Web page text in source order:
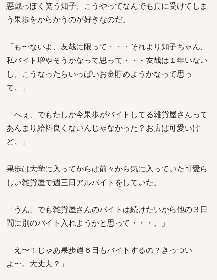
悪戯っぽく笑う知子、こうやってなんでも真に受けてしま
う果歩をからかうのが好きなのだ。
「も〜ないよ、友哉に限って・・・それより知子ちゃん、
私バイト増やそうかなって思って・・・友哉は１年いない
し、こうなったらいっぱいお金貯めようかなって思っ
て。」
「へぇ、でもたしか今果歩がバイトしてる雑貨屋さんって
あんまり給料良くないんじゃなかった？お店は可愛いけ
ど。」
果歩は大学に入ってからは前々から気に入っていた可愛ら
しい雑貨屋で週三日アルバイトをしていた。
「うん、でも雑貨屋さんのバイトは続けたいから他の３日
間に別のバイト入れようかと思って・・・。」
「え〜！じゃあ果歩週６日もバイトするの？きっつい
よ〜。大丈夫？」